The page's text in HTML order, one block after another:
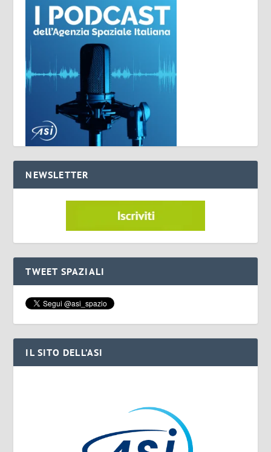
NEWSLETTER
TWEET SPAZIALI
IL SITO DELL’ASI